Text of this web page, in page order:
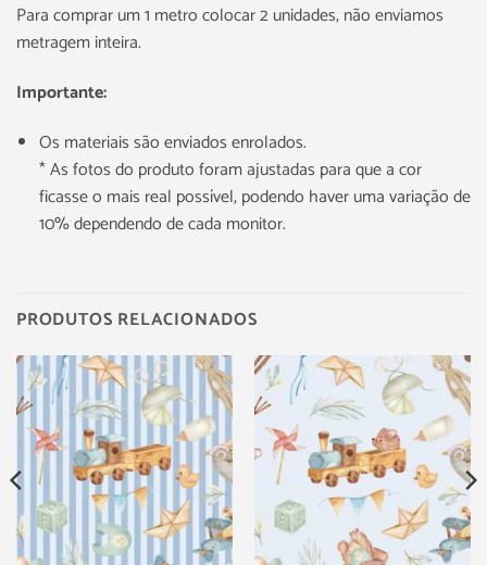
Para comprar um 1 metro colocar 2 unidades, não enviamos
metragem inteira.
Importante:
Os materiais são enviados enrolados.
* As fotos do produto foram ajustadas para que a cor
ficasse o mais real possível, podendo haver uma variação de
10% dependendo de cada monitor.
PRODUTOS RELACIONADOS